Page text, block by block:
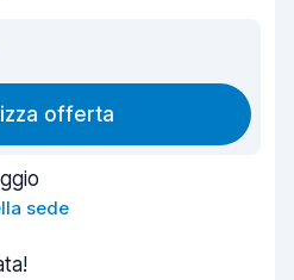
offerta
sede